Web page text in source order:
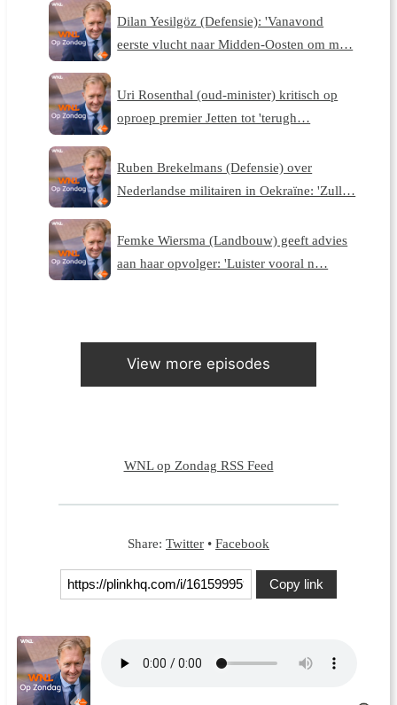
Dilan Yesilgöz (Defensie): 'Vanavond
eerste vlucht naar Midden-Oosten om m…
Uri Rosenthal (oud-minister) kritisch op
oproep premier Jetten tot 'terugh…
Ruben Brekelmans (Defensie) over
Nederlandse militairen in Oekraïne: 'Zull…
Femke Wiersma (Landbouw) geeft advies
aan haar opvolger: 'Luister vooral n…
View more episodes
WNL op Zondag RSS Feed
Share: Twitter • Facebook
Copy link